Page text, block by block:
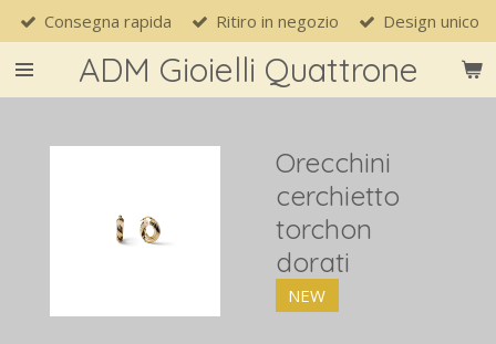
Vai
al
contenuto
principale
ADM Gioielli Quattrone
Consegna rapida Ritiro in negozio Design unico
Orecchini
cerchietto
torchon
dorati
NEW